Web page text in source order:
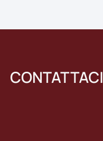
CONTATTACI